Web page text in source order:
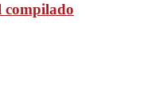
compilado